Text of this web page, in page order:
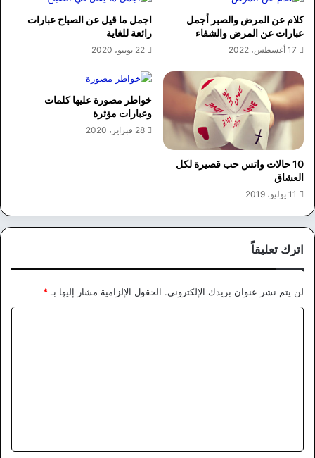
كلام عن المرض والصبر أجمل
عبارات عن المرض والشفاء
17 أغسطس، 2022
اجمل ما قيل عن الصباح عبارات
رائعة للغاية
22 يونيو، 2020
10 حالات واتس حب قصيرة لكل
العشاق
11 يوليو، 2019
خواطر مصورة عليها كلمات
وعبارات مؤثرة
28 فبراير، 2020
اترك تعليقاً
لن يتم نشر عنوان بريدك الإلكتروني. الحقول الإلزامية مشار إليها بـ*